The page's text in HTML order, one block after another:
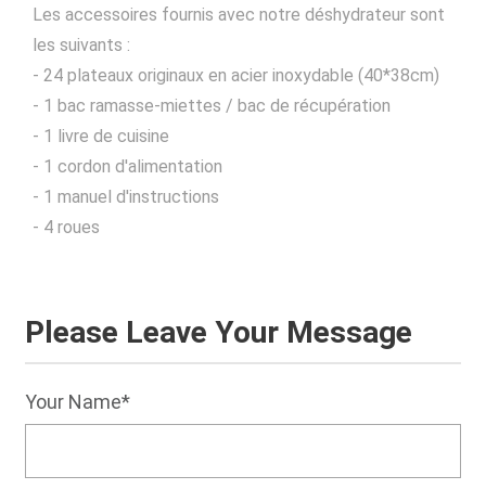
Les accessoires fournis avec notre déshydrateur sont
les suivants :
- 24 plateaux originaux en acier inoxydable (40*38cm)
- 1 bac ramasse-miettes / bac de récupération
- 1 livre de cuisine
- 1 cordon d'alimentation
- 1 manuel d'instructions
- 4 roues
Please Leave Your Message
Your Name*